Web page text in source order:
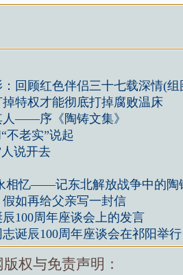
回顾红色伴侣三十七载深情(组
特权才能彻底打掉腐败温床
——序《陶铸文集》
不老实”说起
说开去
相忆——记东北解放战争中的陶
如再给父亲写一封信
100周年座谈会上的发言
诞辰100周年座谈会在祁阳举行
权与免责声明：